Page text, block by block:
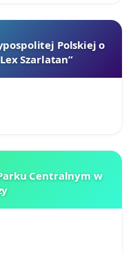
Polskiej o
Szarlatan”
Centralnym w